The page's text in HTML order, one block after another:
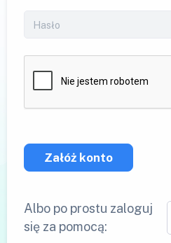
Załóż konto
Albo po prostu zaloguj
się za pomocą: